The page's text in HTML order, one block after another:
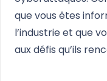
que vous êtes
l’industrie et que
aux défis qu’ils